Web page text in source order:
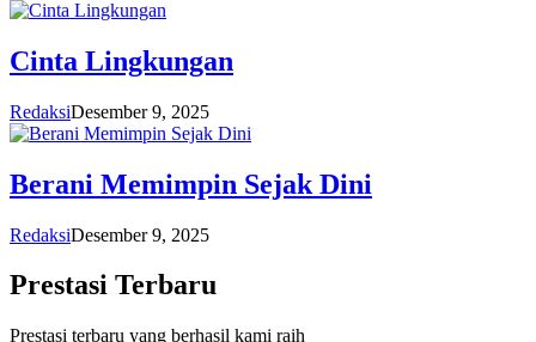
Cinta Lingkungan
RedaksiDesember 9, 2025
Berani Memimpin Sejak Dini
RedaksiDesember 9, 2025
Prestasi Terbaru
Prestasi terbaru yang berhasil kami raih